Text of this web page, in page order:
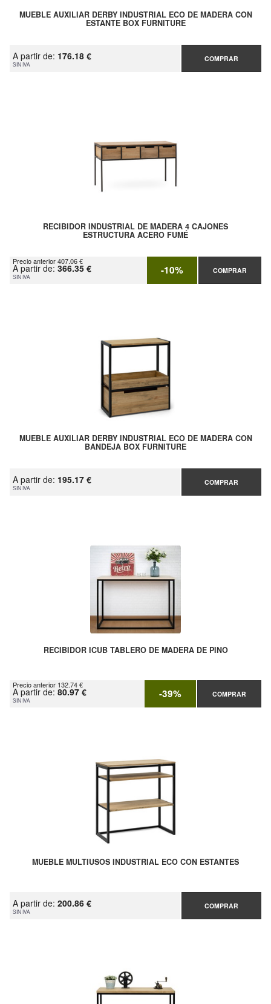
MUEBLE AUXILIAR DERBY INDUSTRIAL ECO DE MADERA CON
ESTANTE BOX FURNITURE
A partir de: 176.18 €
SIN IVA
COMPRAR
RECIBIDOR INDUSTRIAL DE MADERA 4 CAJONES
ESTRUCTURA ACERO FUMÉ
Precio anterior 407.06 €
A partir de: 366.35 €
SIN IVA -10% COMPRAR
MUEBLE AUXILIAR DERBY INDUSTRIAL ECO DE MADERA CON
BANDEJA BOX FURNITURE
A partir de: 195.17 €
SIN IVA
COMPRAR
RECIBIDOR ICUB TABLERO DE MADERA DE PINO
Precio anterior 132.74 €
A partir de: 80.97 €
SIN IVA -39% COMPRAR
MUEBLE MULTIUSOS INDUSTRIAL ECO CON ESTANTES
A partir de: 200.86 €
SIN IVA
COMPRAR